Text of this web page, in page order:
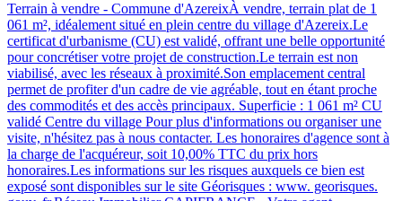
Terrain à vendre - Commune d'AzereixÀ vendre, terrain plat de 1
061 m², idéalement situé en plein centre du village d'Azereix.Le
certificat d'urbanisme (CU) est validé, offrant une belle opportunité
pour concrétiser votre projet de construction.Le terrain est non
viabilisé, avec les réseaux à proximité.Son emplacement central
permet de profiter d'un cadre de vie agréable, tout en étant proche
des commodités et des accès principaux. Superficie : 1 061 m² CU
validé Centre du village Pour plus d'informations ou organiser une
visite, n'hésitez pas à nous contacter. Les honoraires d'agence sont à
la charge de l'acquéreur, soit 10,00% TTC du prix hors
honoraires.Les informations sur les risques auxquels ce bien est
exposé sont disponibles sur le site Géorisques : www. georisques.